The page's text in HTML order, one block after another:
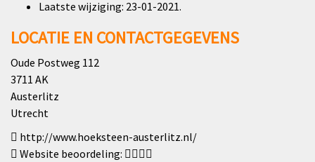
Laatste wijziging: 23-01-2021.
LOCATIE EN CONTACTGEGEVENS
Oude Postweg 112
3711 AK
Austerlitz
Utrecht
http://www.hoeksteen-austerlitz.nl/
Website beoordeling: